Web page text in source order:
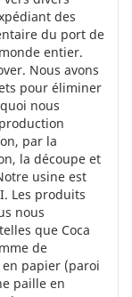
des
du port de
entier.
Nous avons
pour éliminer
nous
par la
la découpe et
usine est
Les produits
nous
que Coca
de
papier (paroi
paille en